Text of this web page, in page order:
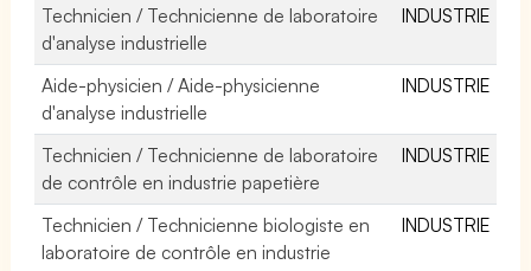
Technicien / Technicienne de laboratoire
d'analyse industrielle
INDUSTRIE
Aide-physicien / Aide-physicienne
d'analyse industrielle
INDUSTRIE
Technicien / Technicienne de laboratoire
de contrôle en industrie papetière
INDUSTRIE
Technicien / Technicienne biologiste en
laboratoire de contrôle en industrie
INDUSTRIE